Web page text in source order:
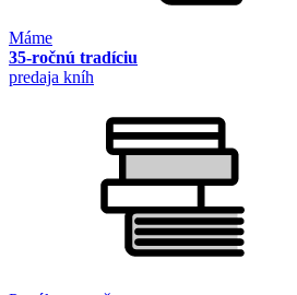
Máme
35-ročnú tradíciu
predaja kníh